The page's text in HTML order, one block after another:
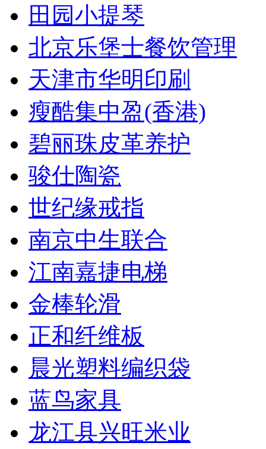
田园小提琴
北京乐堡士餐饮管理
天津市华明印刷
瘦酷集中盈(香港)
碧丽珠皮革养护
骏仕陶瓷
世纪缘戒指
南京中生联合
江南嘉捷电梯
金棒轮滑
正和纤维板
晨光塑料编织袋
蓝鸟家具
龙江县兴旺米业